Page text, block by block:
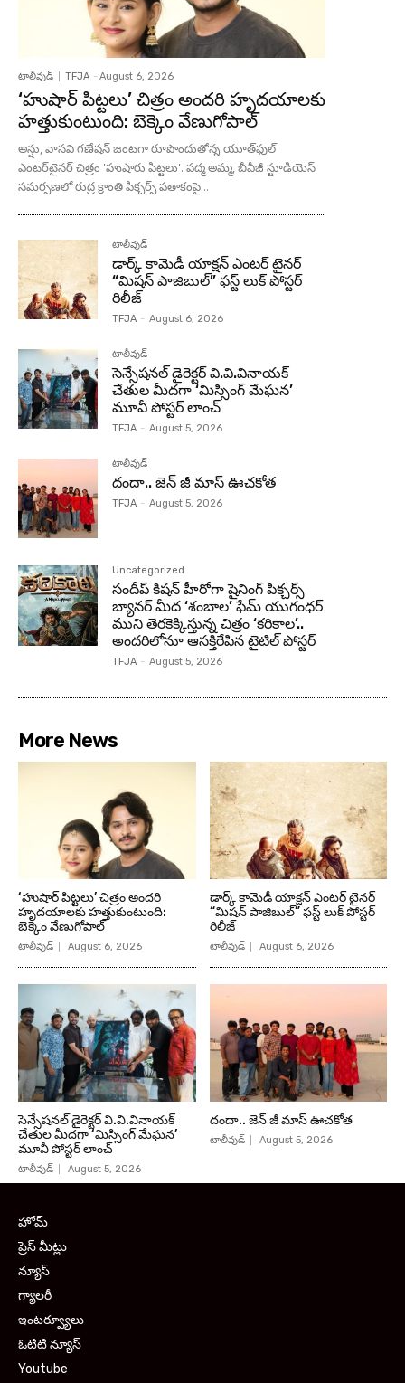
టాలీవుడ్ TFJA - August 6, 2026
‘హుషార్‌ పిట్టలు’ చిత్రం అందరి హృదయాలకు
హత్తుకుంటుంది: బెక్కెం వేణుగోపాల్‌
అన్షు, వాసవి గణేషన్‌ జంటగా రూపొందుతోన్న యూత్‌ఫుల్‌
ఎంటర్‌టైనర్‌ చిత్రం 'హుషారు పిట్టలు'. పద్మ అమ్మ, బీవీజీ స్టూడియెస్‌
సమర్పణలో రుద్ర క్రాంతి పిక్చర్స్‌ పతాకంపై...
టాలీవుడ్
డార్క్ కామెడీ యాక్షన్ ఎంటర్ టైనర్
“మిషన్ పాజిబుల్” ఫస్ట్ లుక్ పోస్టర్
రిలీజ్
TFJA - August 6, 2026
టాలీవుడ్
సెన్సేషనల్ డైరెక్టర్ వి.వి.వినాయక్
చేతుల మీదగా ‘మిస్సింగ్ మేఘన’
మూవీ పోస్టర్ లాంచ్
TFJA - August 5, 2026
టాలీవుడ్
దందా.. జెన్ జీ మాస్ ఊచకోత
TFJA - August 5, 2026
Uncategorized
సందీప్ కిషన్ హీరోగా షైనింగ్ పిక్చర్స్
బ్యానర్ మీద ‘శంబాల’ ఫేమ్ యుగంధర్
ముని తెరకెక్కిస్తున్న చిత్రం ‘కరికాల’..
అందరిలోనూ ఆసక్తిరేపిన టైటిల్ పోస్టర్
TFJA - August 5, 2026
More News
‘హుషార్‌ పిట్టలు’ చిత్రం అందరి
హృదయాలకు హత్తుకుంటుంది:
బెక్కెం వేణుగోపాల్‌
టాలీవుడ్ August 6, 2026
డార్క్ కామెడీ యాక్షన్ ఎంటర్ టైనర్
“మిషన్ పాజిబుల్” ఫస్ట్ లుక్ పోస్టర్
రిలీజ్
టాలీవుడ్ August 6, 2026
సెన్సేషనల్ డైరెక్టర్ వి.వి.వినాయక్
చేతుల మీదగా ‘మిస్సింగ్ మేఘన’
మూవీ పోస్టర్ లాంచ్
టాలీవుడ్ August 5, 2026
దందా.. జెన్ జీ మాస్ ఊచకోత
టాలీవుడ్ August 5, 2026
హోమ్
ప్రెస్ మీట్లు
న్యూస్
గ్యాలరీ
ఇంటర్వ్యూలు
ఓటిటి న్యూస్
Youtube